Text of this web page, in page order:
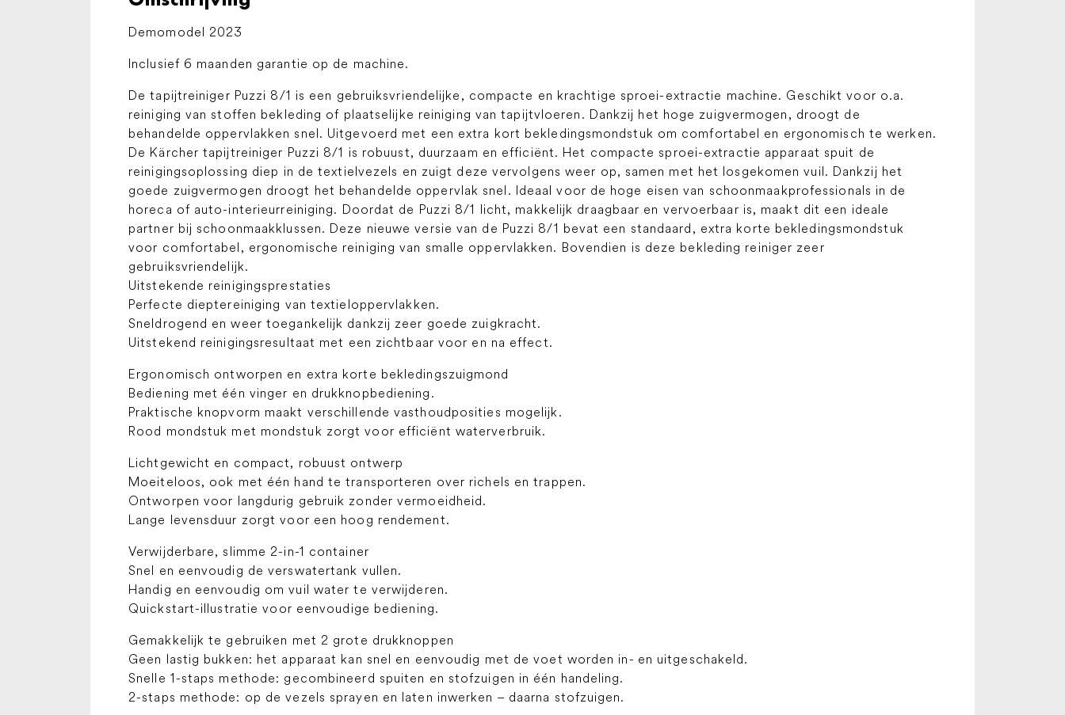
Demomodel 2023
Inclusief 6 maanden garantie op de machine.
De tapijtreiniger Puzzi 8/1 is een gebruiksvriendelijke, compacte en krachtige sproei-extractie machine. Geschikt voor o.a.
reiniging van stoffen bekleding of plaatselijke reiniging van tapijtvloeren. Dankzij het hoge zuigvermogen, droogt de
behandelde oppervlakken snel. Uitgevoerd met een extra kort bekledingsmondstuk om comfortabel en ergonomisch te werken.
De Kärcher tapijtreiniger Puzzi 8/1 is robuust, duurzaam en efficiënt. Het compacte sproei-extractie apparaat spuit de
reinigingsoplossing diep in de textielvezels en zuigt deze vervolgens weer op, samen met het losgekomen vuil. Dankzij het
goede zuigvermogen droogt het behandelde oppervlak snel. Ideaal voor de hoge eisen van schoonmaakprofessionals in de
horeca of auto-interieurreiniging. Doordat de Puzzi 8/1 licht, makkelijk draagbaar en vervoerbaar is, maakt dit een ideale
partner bij schoonmaakklussen. Deze nieuwe versie van de Puzzi 8/1 bevat een standaard, extra korte bekledingsmondstuk
voor comfortabel, ergonomische reiniging van smalle oppervlakken. Bovendien is deze bekleding reiniger zeer
gebruiksvriendelijk.
Uitstekende reinigingsprestaties
Perfecte dieptereiniging van textieloppervlakken.
Sneldrogend en weer toegankelijk dankzij zeer goede zuigkracht.
Uitstekend reinigingsresultaat met een zichtbaar voor en na effect.
Ergonomisch ontworpen en extra korte bekledingszuigmond
Bediening met één vinger en drukknopbediening.
Praktische knopvorm maakt verschillende vasthoudposities mogelijk.
Rood mondstuk met mondstuk zorgt voor efficiënt waterverbruik.
Lichtgewicht en compact, robuust ontwerp
Moeiteloos, ook met één hand te transporteren over richels en trappen.
Ontworpen voor langdurig gebruik zonder vermoeidheid.
Lange levensduur zorgt voor een hoog rendement.
Verwijderbare, slimme 2-in-1 container
Snel en eenvoudig de verswatertank vullen.
Handig en eenvoudig om vuil water te verwijderen.
Quickstart-illustratie voor eenvoudige bediening.
Gemakkelijk te gebruiken met 2 grote drukknoppen
Geen lastig bukken: het apparaat kan snel en eenvoudig met de voet worden in- en uitgeschakeld.
Snelle 1-staps methode: gecombineerd spuiten en stofzuigen in één handeling.
2-staps methode: op de vezels sprayen en laten inwerken – daarna stofzuigen.